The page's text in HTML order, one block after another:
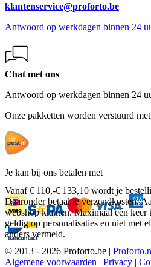
klantenservice@proforto.be
Antwoord op werkdagen binnen 24
Chat met ons
Antwoord op werkdagen binnen 24
Onze pakketten worden verstuurd met
Je kan bij ons betalen met
Vanaf€ 110,-€ 133,10 wordt je
Daaronder betaal je verzendkosten.
webshop klanten. Maximaal één
geldig op personalisaties en niet met
anders vermeld.
© 2013 - 2026 Proforto.be |
Algemene voorwaarden | Privacy |